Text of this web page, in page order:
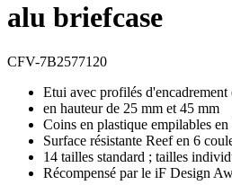
alu briefcase
CFV-7B2577120
Etui avec profilés
en hauteur de 25 mm et 45 mm
Coins en plastique empilables
Surface résistante Reef en 6
14 tailles standard ; tailles
Récompensé par le iF Design